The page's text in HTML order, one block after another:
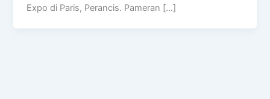
Expo di Paris, Perancis. Pameran […]